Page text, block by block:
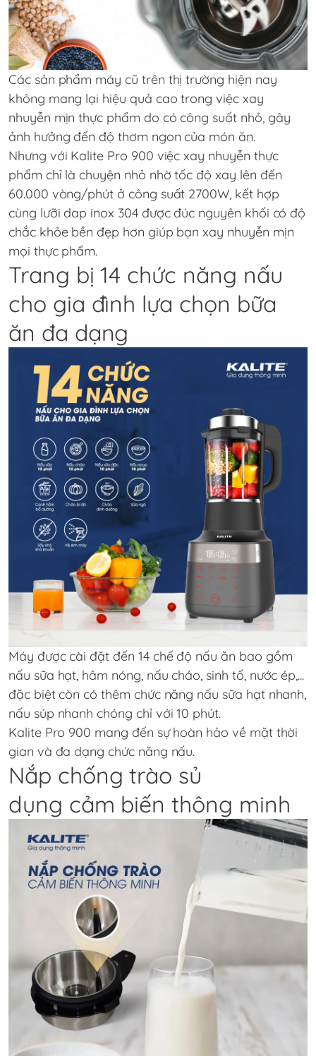
Các sản phẩm máy cũ trên thị trường hiện nay
không mang lại hiệu quả cao trong việc xay
nhuyễn mịn thực phẩm do có công suất nhỏ, gây
ảnh hưởng đến độ thơm ngon của món ăn.
Nhưng với Kalite Pro 900 việc xay nhuyễn thực
phẩm chỉ là chuyện nhỏ nhờ tốc độ xay lên đến
60.000 vòng/phút ở công suất 2700W, kết hợp
cùng lưỡi dap inox 304 được đúc nguyên khối có độ
chắc khỏe bền đẹp hơn giúp bạn xay nhuyễn mịn
mọi thực phẩm.
Trang bị 14 chức năng nấu
cho gia đình lựa chọn bữa
ăn đa dạng
Máy được cài đặt đến 14 chế độ nấu ăn bao gồm
nấu sữa hạt, hâm nóng, nấu cháo, sinh tố, nước ép,...
đặc biệt còn có thêm chức năng nấu sữa hạt nhanh,
nấu súp nhanh chóng chỉ với 10 phút.
Kalite Pro 900 mang đến sự hoàn hảo về mặt thời
gian và đa dạng chức năng nấu.
Nắp chống trào sủ
dụng cảm biến thông minh